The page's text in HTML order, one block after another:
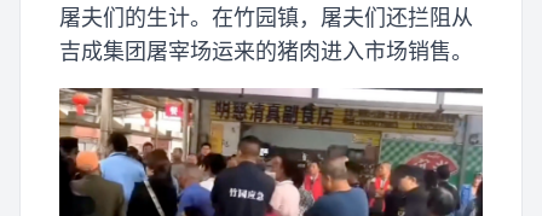
屠夫们的生计。在竹园镇，屠夫们还拦阻从
吉成集团屠宰场运来的猪肉进入市场销售。